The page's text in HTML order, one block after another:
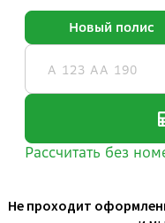
Не проходит